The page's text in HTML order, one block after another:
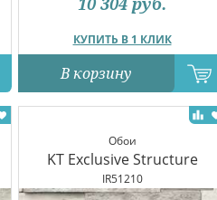
КУПИТЬ В 1 КЛИК
В корзину
Обои
KT Exclusive Structure
IR51210